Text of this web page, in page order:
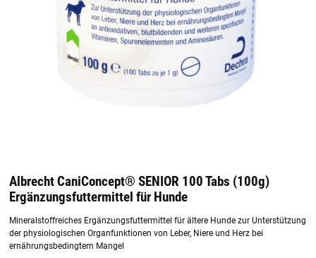
Albrecht CaniConcept® SENIOR 100 Tabs (100g)
Ergänzungsfuttermittel für Hunde
Mineralstoffreiches Ergänzungsfuttermittel für ältere Hunde zur Unterstützung
der physiologischen Organfunktionen von Leber, Niere und Herz bei
ernährungsbedingtem Mangel